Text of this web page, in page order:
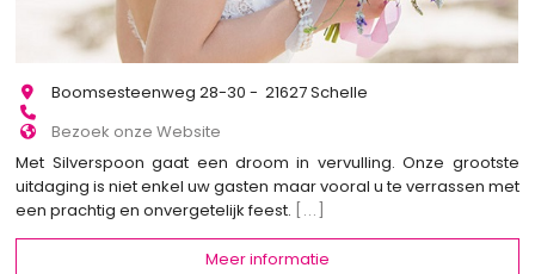
Boomsesteenweg 28-30 - 21627 Schelle
Bezoek onze Website
Met Silverspoon gaat een droom in vervulling. Onze grootste
uitdaging is niet enkel uw gasten maar vooral u te verrassen met
een prachtig en onvergetelijk feest.
[...]
Meer informatie